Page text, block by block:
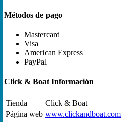
Métodos de pago
Mastercard
Visa
American Express
PayPal
Click & Boat Información
Tienda
Click & Boat
Página web www.clickandboat.com